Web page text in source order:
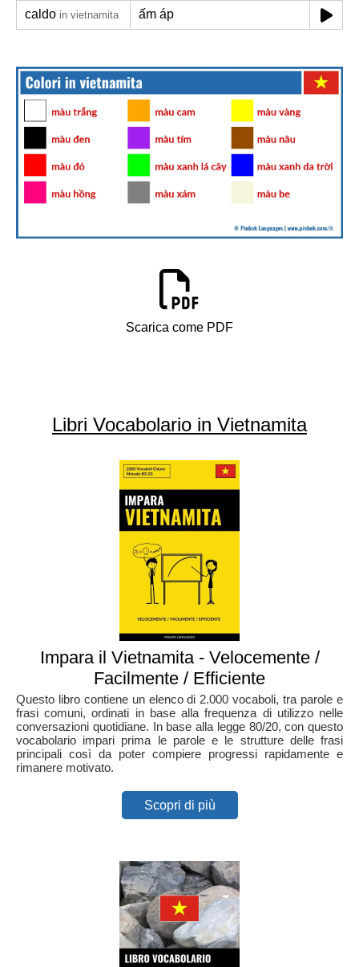
caldo in vietnamita ấm áp
Scarica come PDF
Libri Vocabolario in Vietnamita
Impara il Vietnamita - Velocemente /
Facilmente / Efficiente
Questo libro contiene un elenco di 2.000 vocaboli, tra parole e
frasi comuni, ordinati in base alla frequenza di utilizzo nelle
conversazioni quotidiane. In base alla legge 80/20, con questo
vocabolario impari prima le parole e le strutture delle frasi
principali così da poter compiere progressi rapidamente e
rimanere motivato.
Scopri di più